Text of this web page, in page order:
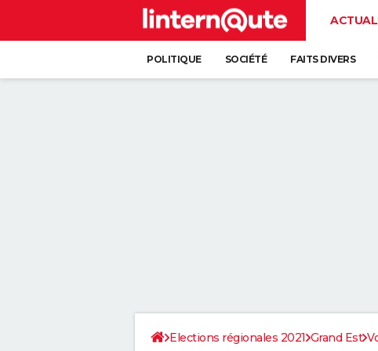
POLITIQUE SOCIÉTÉ FAITS DIVERS
Elections régionales 2021 Grand Est